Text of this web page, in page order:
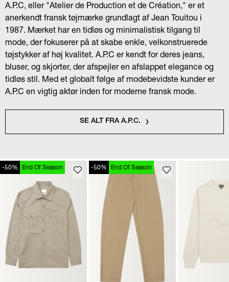
A.P.C, eller "Atelier de Production et de Création," er et
anerkendt fransk tøjmærke grundlagt af Jean Touitou i
1987. Mærket har en tidløs og minimalistisk tilgang til
mode, der fokuserer på at skabe enkle, velkonstruerede
tøjstykker af høj kvalitet. A.P.C er kendt for deres jeans,
bluser, og skjorter, der afspejler en afslappet elegance og
tidløs stil. Med et globalt følge af modebevidste kunder er
A.P.C en vigtig aktør inden for moderne fransk mode.
SE ALT FRA A.P.C.
-50% End Of Season -50% End Of Season